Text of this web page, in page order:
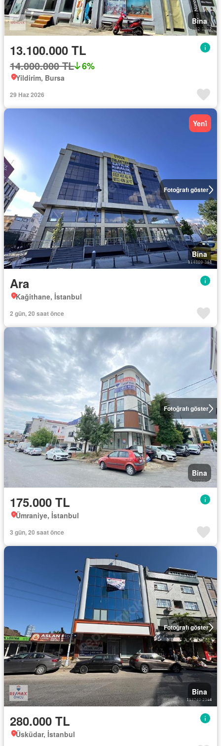
Bina
13.100.000 TL
14.000.000 TL 6%
Yildirim, Bursa
29 Haz 2026
Fotoğrafı göster
Yeni̇
Bina
Ara
Kağithane, İstanbul
2 gün, 20 saat önce
Fotoğrafı göster
Bina
175.000 TL
Ümraniye, İstanbul
3 gün, 20 saat önce
Fotoğrafı göster
Bina
280.000 TL
Üsküdar, İstanbul